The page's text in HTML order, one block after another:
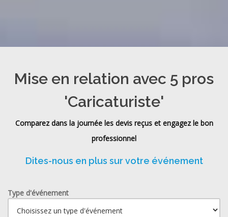
Mise en relation avec 5 pros
'Caricaturiste'
Comparez dans la journée les devis reçus et engagez le bon
professionnel
Dites-nous en plus sur votre événement
Type d'événement